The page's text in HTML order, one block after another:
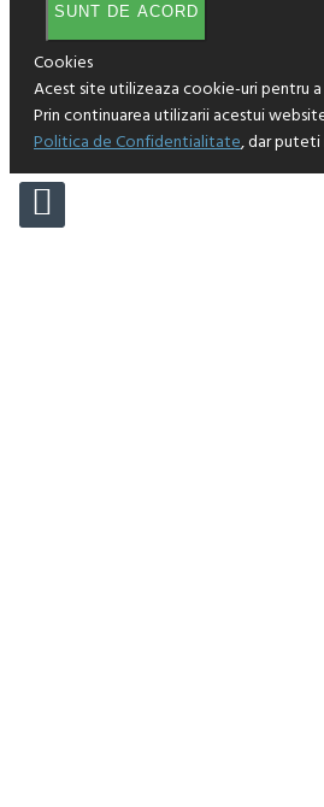
SUNT DE ACORD
Cookies
Acest site utilizeaza cookie-uri pentru
Prin continuarea utilizarii acestui
Politica de Confidentialitate, dar puteti